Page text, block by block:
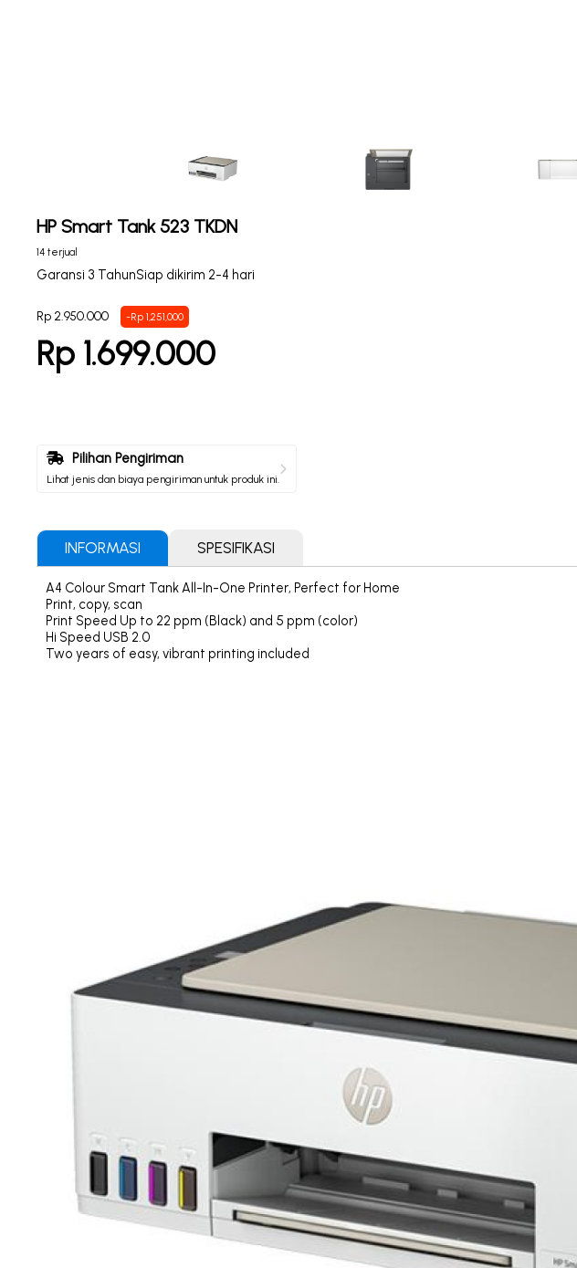
HP Smart Tank 523 TKDN
14 terjual
Garansi 3 TahunSiap dikirim 2-4 hari
Rp 2.950.000 -Rp 1,251,000
Rp 1.699.000
Pilihan Pengiriman
Lihat jenis dan biaya pengiriman untuk produk ini.
INFORMASI SPESIFIKASI
A4 Colour Smart Tank All-In-One Printer, Perfect for Home
Print, copy, scan
Print Speed Up to 22 ppm (Black) and 5 ppm (color)
Hi Speed USB 2.0
Two years of easy, vibrant printing included